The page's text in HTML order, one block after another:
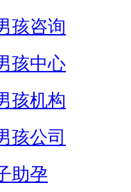
孩咨询
孩中心
孩机构
孩公司
助孕